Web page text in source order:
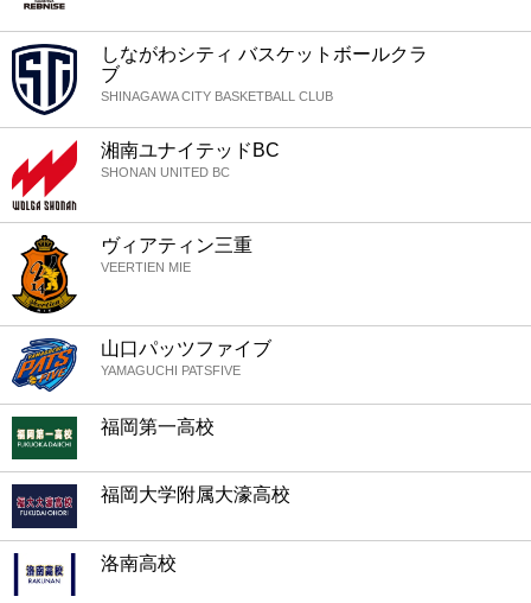
しながわシティ バスケットボールクラ
ブ
SHINAGAWA CITY BASKETBALL CLUB
湘南ユナイテッドBC
SHONAN UNITED BC
ヴィアティン三重
VEERTIEN MIE
山口パッツファイブ
YAMAGUCHI PATSFIVE
福岡第一高校
福岡大学附属大濠高校
洛南高校